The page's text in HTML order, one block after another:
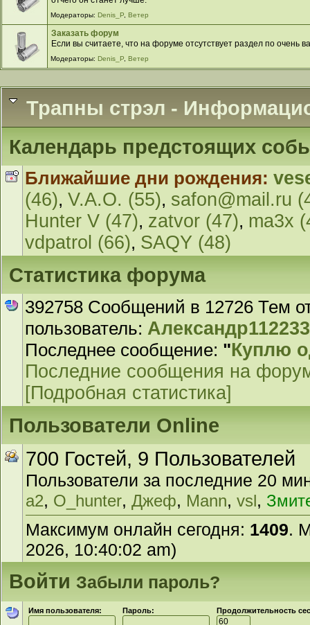
Модераторы: Denis_P, Ветер
Заказать форум
Если вы считаете, что на форуме отсутствует раздел по очень
Модераторы: Denis_P, Ветер
Трапны стрэл -
Календарь предстоящих
Ближайшие дни рождения:
(46),V.A.O. (55), safon@mail.ru
Hunter V (47), zatvor (47), ma3x
vdpatrol (66), SAQY (48)
Статистика форума
392758 Сообщений в 12726 Тем
пользователь: Александр112233
Последнее сообщение: "Куплю
Последние сообщения на
[Подробная статистика]
Пользователи Online
700 Гостей, 9 Пользователей
Пользователи за последние 20
a2, O_hunter, Джеф, Mann, vsl,
Максимум онлайн сегодня: 1409.
2026, 10:40:02 am)
Войти Забыли пароль?
Имя пользователя: Пароль: Продолжительность